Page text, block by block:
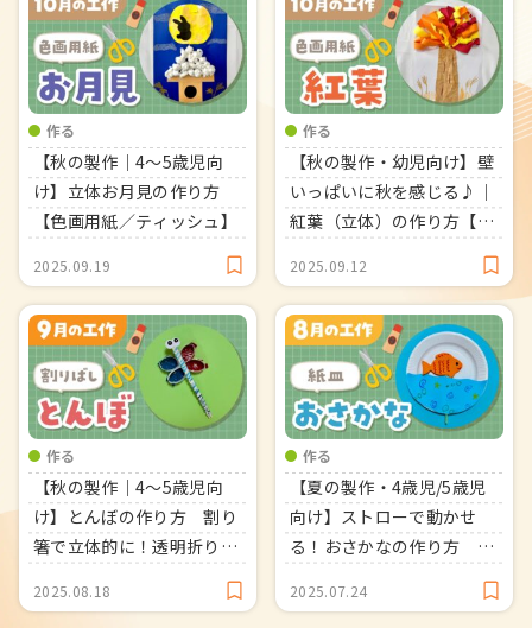
作る
【秋の製作｜4～5歳児向
け】立体お月見の作り方
【色画用紙／ティッシュ】
2025.09.19
作る
【秋の製作・幼児向け】壁
いっぱいに秋を感じる♪｜
紅葉（立体）の作り方【色
2025.09.12
作る
【秋の製作｜4～5歳児向
け】とんぼの作り方 割り
箸で立体的に！透明折り紙
2025.08.18
作る
【夏の製作・4歳児/5歳児
向け】ストローで動かせ
る！おさかなの作り方
2025.07.24